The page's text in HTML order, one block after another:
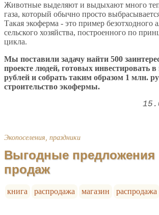
Животные выделяют и выдыхают много
газа, который обычно просто
Такая экоферма - это пример безотходного
сельского хозяйства, построенного по
цикла.
Мы поставили задачу найти 500
проекте людей, готовых инвестировать в
рублей и собрать таким образом 1 млн.
строительство экофермы.
Экопоселения, праздники
Выгодные предложения
продаж
книга распродажа магазин распродажа